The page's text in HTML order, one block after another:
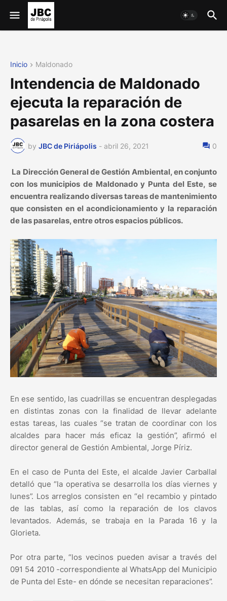
Inicio Maldonado
Intendencia de Maldonado
ejecuta la reparación de
pasarelas en la zona costera
by JBC de Piriápolis - abril 26, 2021 0
La Dirección General de Gestión Ambiental, en conjunto
con los municipios de Maldonado y Punta del Este, se
encuentra realizando diversas tareas de mantenimiento
que consisten en el acondicionamiento y la reparación
de las pasarelas, entre otros espacios públicos.
En ese sentido, las cuadrillas se encuentran desplegadas
en distintas zonas con la finalidad de llevar adelante
estas tareas, las cuales “se tratan de coordinar con los
alcaldes para hacer más eficaz la gestión”, afirmó el
director general de Gestión Ambiental, Jorge Píriz.
En el caso de Punta del Este, el alcalde Javier Carballal
detalló que “la operativa se desarrolla los días viernes y
lunes”. Los arreglos consisten en “el recambio y pintado
de las tablas, así como la reparación de los clavos
levantados. Además, se trabaja en la Parada 16 y la
Glorieta.
Por otra parte, “los vecinos pueden avisar a través del
091 54 2010 -correspondiente al WhatsApp del Municipio
de Punta del Este- en dónde se necesitan reparaciones”.